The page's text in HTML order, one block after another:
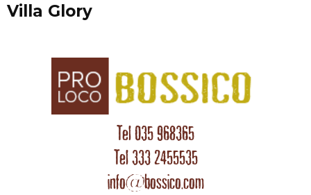
articoli
Villa Glory
Tel 035 968365
Tel 333 2455535
info@bossico.com